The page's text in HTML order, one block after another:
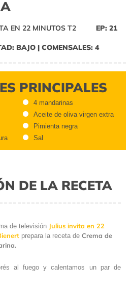
EN 22 MINUTOS T2 EP: 21
BAJO | COMENSALES: 4
PRINCIPALES
4 mandarinas
Aceite de oliva virgen extra
Pimienta negra
Sal
DE LA RECETA
de televisión Julius invita en 22
prepara la receta de Crema de
al fuego y calentamos un par de